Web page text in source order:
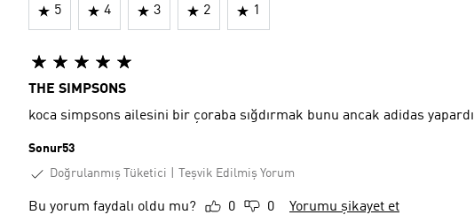
5 4 3 2 1
THE SIMPSONS
koca simpsons ailesini bir çoraba sığdırmak bunu ancak adidas yapardı
Sonur53
Doğrulanmış Tüketici
Teşvik Edilmiş Yorum
Bu yorum faydalı oldu mu? 0 0 Yorumu şikayet et